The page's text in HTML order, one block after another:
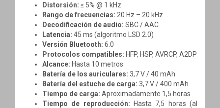
Distorsión: ≤ 5% @ 1 kHz
Rango de frecuencias: 20 Hz – 20 kHz
Decodificación de audio: SBC / AAC
Latencia: 45 ms (algoritmo LSD 2.0)
Versión Bluetooth: 6.0
Protocolos compatibles: HFP, HSP, AVRCP, A2DP
Alcance: Hasta 10 metros
Batería de los auriculares: 3,7 V / 40 mAh
Batería del estuche de carga: 3,7 V / 400 mAh
Tiempo de carga: Aproximadamente 1,5 horas
Tiempo de reproducción: Hasta 7,5 horas (al